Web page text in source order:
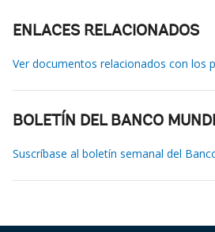
ENLACES RELACIONADOS
Ver documentos relacionados con los
BOLETÍN DEL BANCO
Suscríbase al boletín semanal del